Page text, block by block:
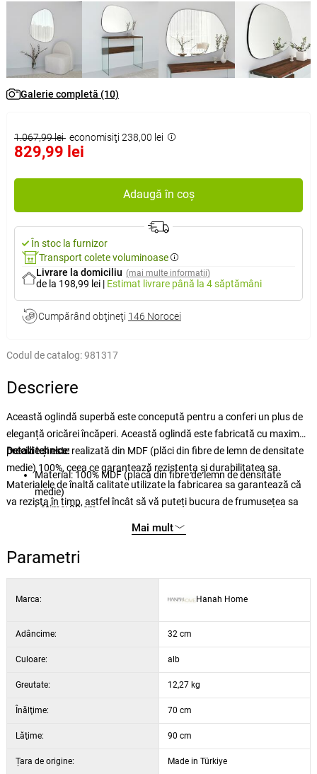
Galerie completă (10)
1.067,99 lei economisiţi 238,00 lei
829,99 lei
Adaugă în coș
În stoc la furnizor
Transport colete voluminoase
Livrare la domiciliu (mai multe informații)
de la 198,99 lei | Estimat livrare până la 4 săptămâni
Cumpărând obţineţi 146 Norocei
Codul de catalog:981317
Descriere
Această oglindă superbă este concepută pentru a conferi un plus de
eleganță oricărei încăperi. Această oglindă este fabricată cu maximă
precizie și este realizată din MDF (plăci din fibre de lemn de densitate
medie) 100%, ceea ce garantează rezistența și durabilitatea sa.
Materialele de înaltă calitate utilizate la fabricarea sa garantează că
va rezista în timp, astfel încât să vă puteți bucura de frumusețea sa
lățime, 70 cm înălțime și 3,2 cm adâncime, această oglindă este ideală
pentru a crea iluzia unui spațiu mai mare. Este suficient să o agățați și
Detalii tehnice:
Material: 100% MDF (placă din fibre de lemn de densitate
medie)
Lățime: 90 cm
Culoare: transparent
Instalare: Poate fi fixat pe perete
Mai mult
Parametri
Marca: Hanah Home
Adâncime: 32 cm
Culoare: alb
Greutate: 12,27 kg
Înălţime: 70 cm
Lăţime: 90 cm
Țara de origine: Made in Türkiye